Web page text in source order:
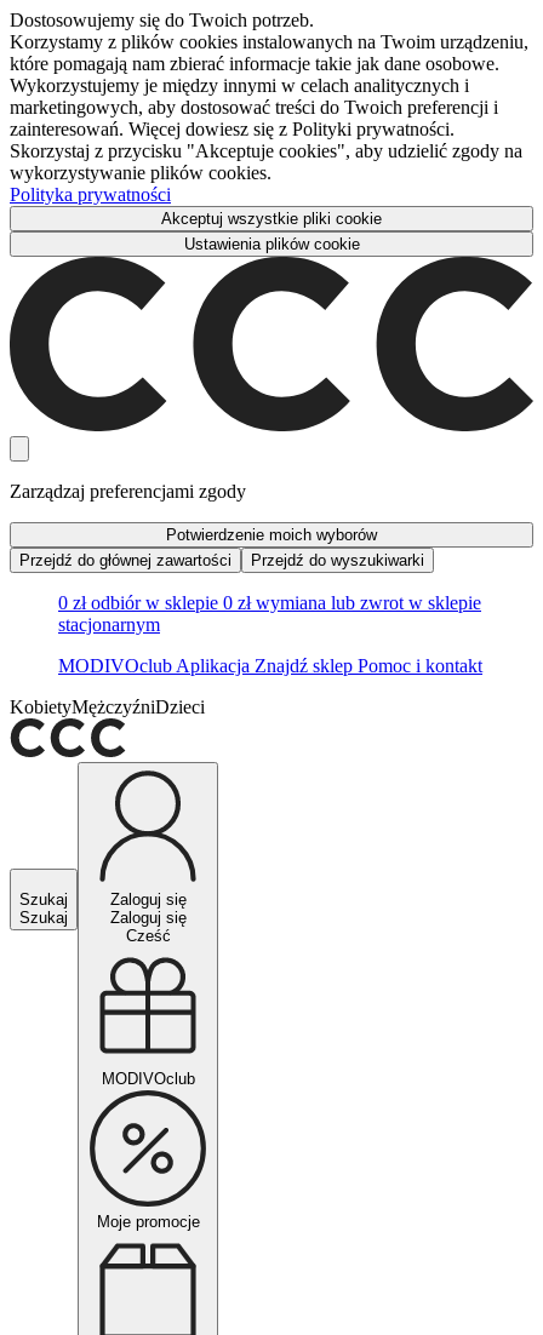
Dostosowujemy się do Twoich potrzeb.
Korzystamy z plików cookies instalowanych na Twoim urządzeniu,
które pomagają nam zbierać informacje takie jak dane osobowe.
Wykorzystujemy je między innymi w celach analitycznych i
marketingowych, aby dostosować treści do Twoich preferencji i
zainteresowań. Więcej dowiesz się z Polityki prywatności.
Skorzystaj z przycisku "Akceptuje cookies", aby udzielić zgody na
wykorzystywanie plików cookies.
Polityka prywatności
Akceptuj wszystkie pliki cookie
Ustawienia plików cookie
Zarządzaj preferencjami zgody
Potwierdzenie moich wyborów
Przejdź do głównej zawartości
Przejdź do wyszukiwarki
0 zł odbiór w sklepie 0 zł wymiana lub zwrot w sklepie
stacjonarnym
MODIVOclub Aplikacja Znajdź sklep Pomoc i kontakt
KobietyMężczyźniDzieci
Szukaj
Szukaj
Zaloguj się
Zaloguj się
Cześć
MODIVOclub
Moje promocje